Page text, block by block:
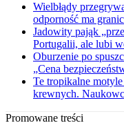
Wielbłądy
odporność ma
Jadowity pająk
Portugalii, ale lubi
Oburzenie po
„Cena
Te tropikalne
krewnych.
Promowane treści